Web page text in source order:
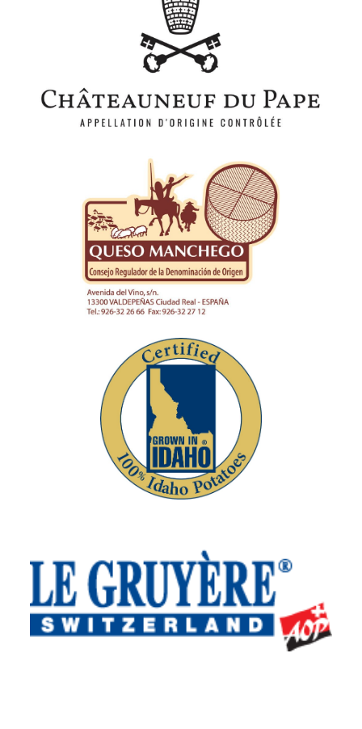
Fédération Syndicats de Producteurs de
Châteauneuf du Pape
Fundación Consejo Regulador
Denominación de origen Queso
Manchego
Idaho Potato Commission
Interprofession du Gruyère